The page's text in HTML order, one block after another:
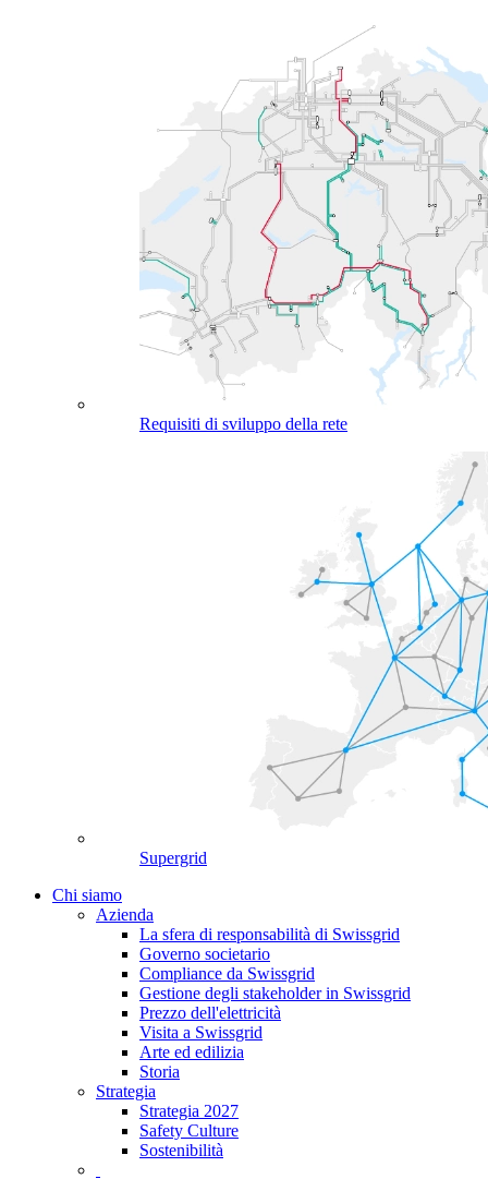
Requisiti di sviluppo della rete
Supergrid
Chi siamo
Azienda
La sfera di responsabilità di Swissgrid
Governo societario
Compliance da Swissgrid
Gestione degli stakeholder in Swissgrid
Prezzo dell'elettricità
Visita a Swissgrid
Arte ed edilizia
Storia
Strategia
Strategia 2027
Safety Culture
Sostenibilità